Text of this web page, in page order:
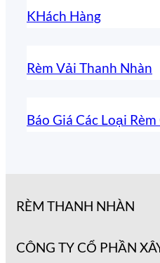
KHách Hàng
Rèm Vải Thanh Nhàn
Báo Giá Các Loại
RÈM THANH NHÀN
CÔNG TY CỔ PHẦN